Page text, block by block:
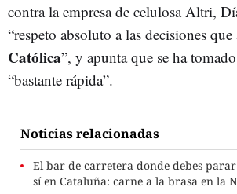
contra la empresa de celulosa Altri,
“respeto absoluto a las decisiones
Católica”, y apunta que se ha
“bastante rápida”.
Noticias relacionadas
El bar de carretera donde debes
sí en Cataluña: carne a la brasa en la